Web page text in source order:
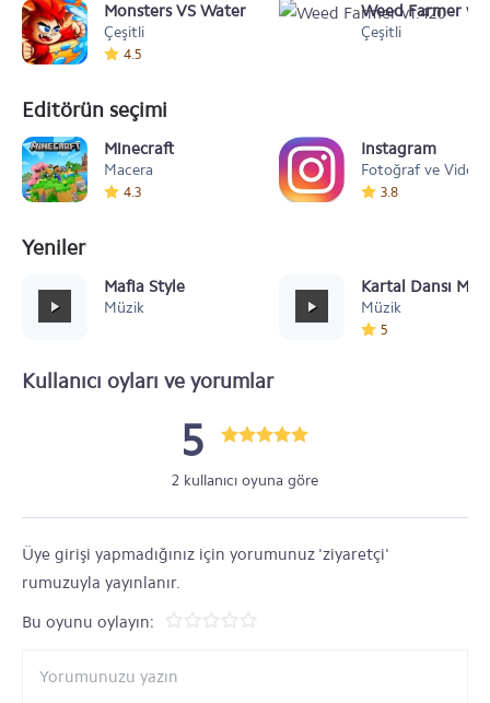
Monsters VS Water
Çeşitli
4.5
Weed Farmer
Çeşitli
Editörün seçimi
Minecraft
Macera
4.3
Instagram
Fotoğraf ve Video
3.8
Yeniler
Mafia Style
Müzik
Kartal Dansı
Müzik
5
Kullanıcı oyları ve yorumlar
5
2 kullanıcı oyuna göre
Üye girişi yapmadığınız için yorumunuz 'ziyaretçi'
rumuzuyla yayınlanır.
Bu oyunu oylayın: